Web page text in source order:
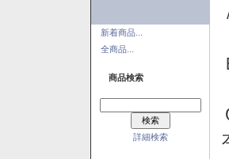
新着商品...
全商品...
商品検索
詳細検索